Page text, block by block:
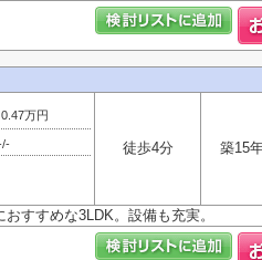
0.47万円
徒歩4分 築15
すすめな3LDK。設備も充実。